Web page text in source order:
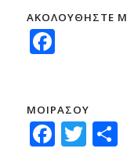
ΑΚΟΛΟΥΘΗΣΤΕ
ΜΟΙΡΑΣΟΥ